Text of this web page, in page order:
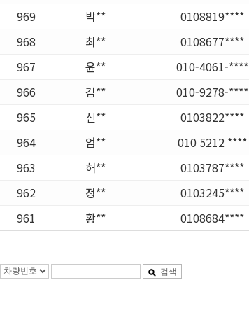
969
박** 0108819****
968
최** 0108677****
967
윤** 010-4061-****
966
김** 010-9278-****
965
신** 0103822****
964
엄** 010 5212 ****
963
허** 0103787****
962
정** 0103245****
961
황** 0108684****
검색